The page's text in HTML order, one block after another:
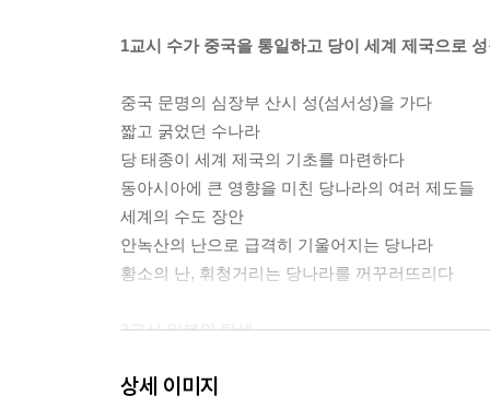
1교시 수가 중국을 통일하고 당이 세계 제국으로
중국 문명의 심장부 산시 성(섬서성)을 가다
짧고 굵었던 수나라
당 태종이 세계 제국의 기초를 마련하다
동아시아에 큰 영향을 미친 당나라의 여러 제도들
세계의 수도 장안
안녹산의 난으로 급격히 기울어지는 당나라
황소의 난, 휘청거리는 당나라를 꺼꾸러뜨리다
2교시 일본의 탄생
가깝고도 먼 나라 일본의 이모저모
상세 이미지